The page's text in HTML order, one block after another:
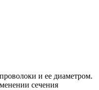
и ее диаметром.
сечения